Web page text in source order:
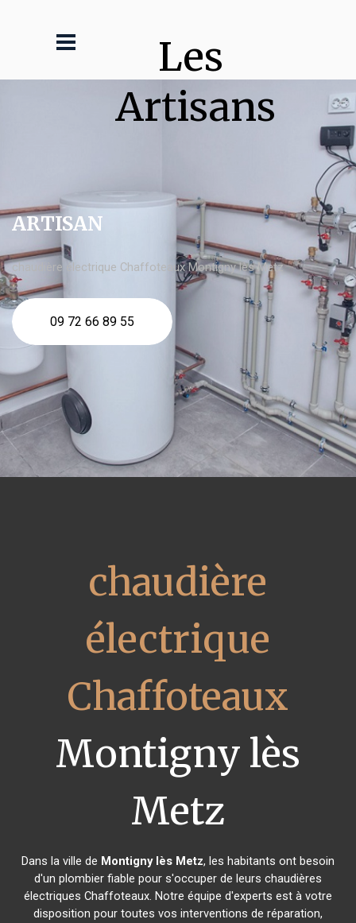
Les
Artisans
ARTISAN
chaudière électrique Chaffoteaux Montigny lès Metz
09 72 66 89 55
chaudière
électrique
Chaffoteaux
Montigny lès
Metz
Dans la ville de Montigny lès Metz, les habitants ont besoin
d'un plombier fiable pour s'occuper de leurs chaudières
électriques Chaffoteaux. Notre équipe d'experts est à votre
disposition pour toutes vos interventions de réparation,